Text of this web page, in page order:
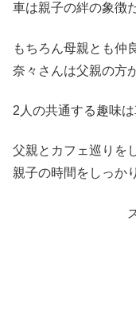
車は親子の絆の象徴
もちろん母親とも仲
奈々さんは父親の方
2人の共通する趣味
父親とカフェ巡りを
親子の時間をしっか